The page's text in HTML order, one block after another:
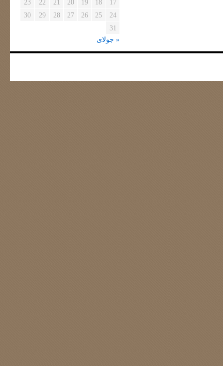
17
18
19
20
21
22
23
24
25
26
27
28
29
30
31
« جولای